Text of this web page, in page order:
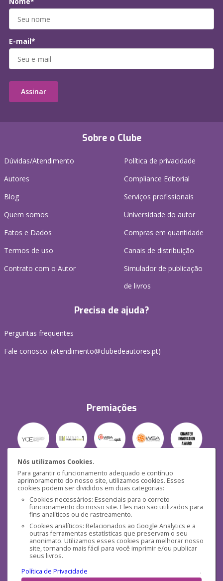
Nós utilizamos Cookies.
Para garantir o funcionamento adequado e contínuo
aprimoramento do nosso site, utilizamos cookies. Esses
cookies podem ser divididos em duas categorias:
Cookies necessários: Essenciais para o correto
funcionamento do nosso site. Eles não são utilizados para
fins analíticos ou de rastreamento.
Cookies analíticos: Relacionados ao Google Analytics e a
outras ferramentas estatísticas que preservam o seu
anonimato. Utilizamos esses cookies para melhorar nosso
site, tornando mais fácil para você imprimir e/ou publicar
seus livros.
Política de Privacidade
.
Sobre o Clube
Dúvidas/Atendimento
Autores
Blog
Quem somos
Fatos e Dados
Termos de uso
Contrato com o Autor
Política de privacidade
Compliance Editorial
Serviços profissionais
Universidade do autor
Compras em quantidade
Canais de distribuição
Simulador de publicação
de livros
Precisa de ajuda?
Perguntas frequentes
Fale conosco: (atendimento@clubedeautores.pt)
Premiações
Segurança
Mídias Sociais
E-mail*
Assinar